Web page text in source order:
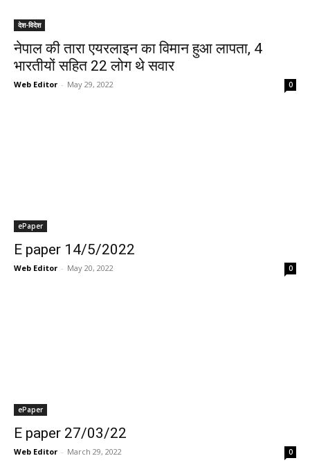
देश-विदेश
नेपाल की तारा एयरलाइन का विमान हुआ लापता, 4
भारतीयों सहित 22 लोग थे सवार
Web Editor - May 29, 2022 0
ePaper
E paper 14/5/2022
Web Editor - May 20, 2022 0
ePaper
E paper 27/03/22
Web Editor - March 29, 2022 0